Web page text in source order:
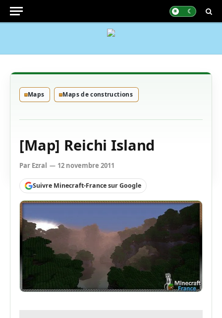
Maps Maps de constructions
[Map] Reichi Island
Par Ezral 12 novembre 2011
Suivre Minecraft-France sur Google